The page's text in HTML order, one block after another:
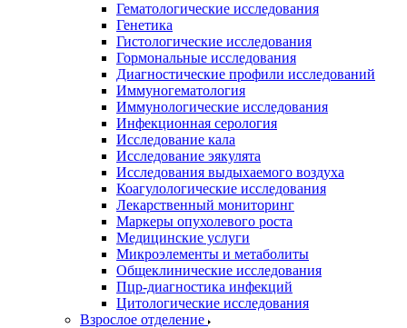
Гематологические исследования
Генетика
Гистологические исследования
Гормональные исследования
Диагностические профили исследований
Иммуногематология
Иммунологические исследования
Инфекционная серология
Исследование кала
Исследование эякулята
Исследования выдыхаемого воздуха
Коагулологические исследования
Лекарственный мониторинг
Маркеры опухолевого роста
Медицинские услуги
Микроэлементы и метаболиты
Общеклинические исследования
Пцр-диагностика инфекций
Цитологические исследования
Взрослое отделение